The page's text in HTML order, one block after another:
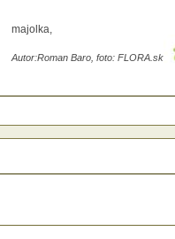
1-2
nálevu
jemnom
sendviča
rajčiny a
Autor:Roman Baro, foto: FLORA.sk